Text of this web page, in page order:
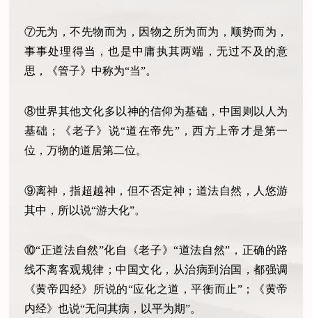
⑦无为，不先物而为，因物之所为而为，顺势而为，
事事处理得当，也是中庸执其两端，无过不及的意
思，《管子》中称为“当”。
⑧世界其他文化多以神的信仰为基础，中国则以人为
基础；《老子》说“道在帝先”，西方上帝才是第一
位，万物的道居第二位。
⑨离神，指超越神，但不否定神；道法自然，人悠游
其中，所以说“游大化”。
⑩“正道法自然”化自《老子》“道法自然”，正确的路
线不离客观规律；中国文化，从治病到治国，都强调
《黄帝四经》所说的“应化之道，平衡而止”；《黄帝
内经》也说“无问其病，以平为期”。